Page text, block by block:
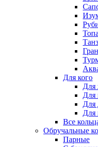
Для кого
Для
Для
Для
Для
Все
Обручальные
Парные